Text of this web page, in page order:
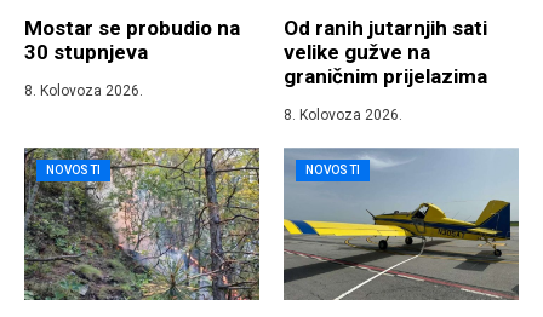
Mostar se probudio na
30 stupnjeva
8. Kolovoza 2026.
Od ranih jutarnjih sati
velike gužve na
graničnim prijelazima
8. Kolovoza 2026.
NOVOSTI NOVOSTI